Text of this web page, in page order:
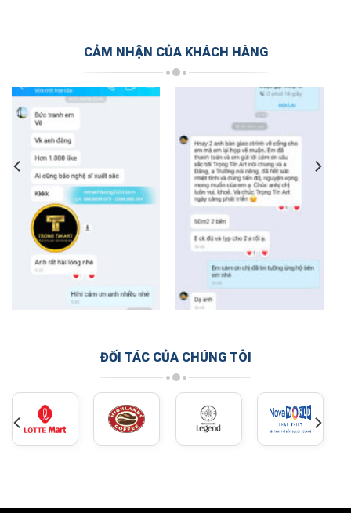
CẢM NHẬN CỦA KHÁCH HÀNG
ĐỐI TÁC CỦA CHÚNG TÔI